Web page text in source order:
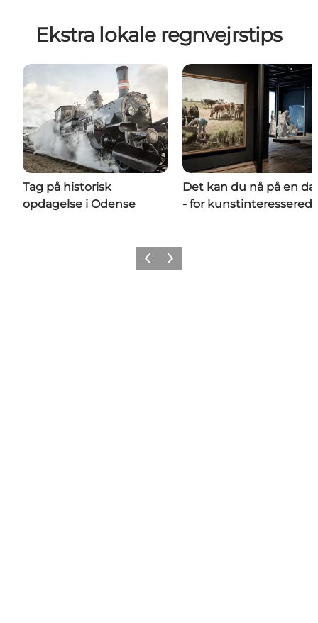
Ekstra lokale regnvejrstips
Tag på historisk
opdagelse i Odense
Det kan du nå på en
- for
ForrigeNæste